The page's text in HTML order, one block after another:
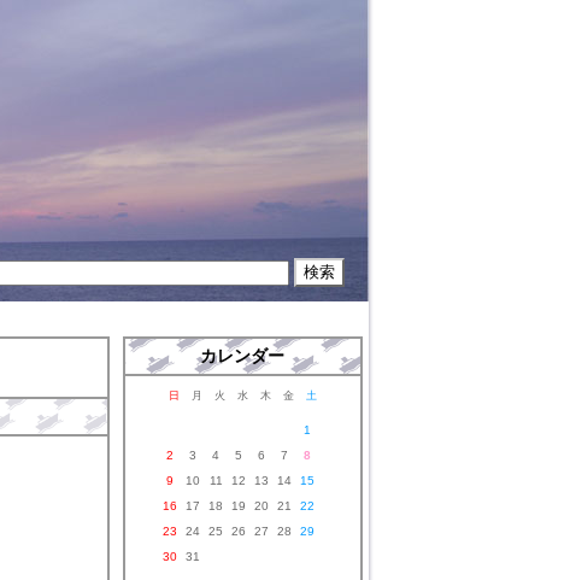
カレンダー
日 月 火 水 木 金 土
1
2
3 4 5 6 7
8
9
10 11 12 13 14
15
16
17 18 19 20 21
22
23
24 25 26 27 28
29
30
31